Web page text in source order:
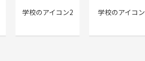
学校のアイコン2 学校のアイコン